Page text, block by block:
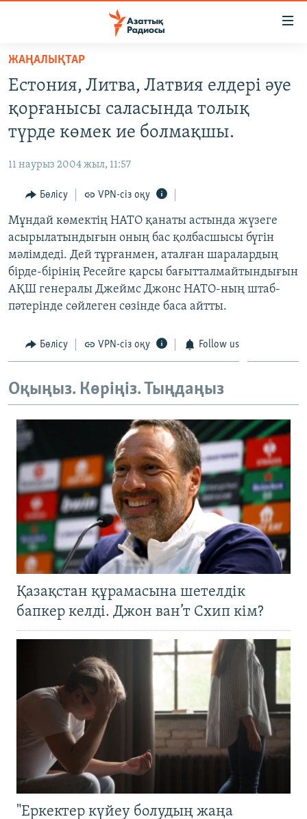
Skip
main
content
main
Navigation
Search
AZATTYQTV
АДАМ ҚҰҚЫҚТАРЫ
ӘЛЕУМЕТ
ӘЛЕМ
АРНАЙЫ ЖОБАЛАР
Русский
Басқа тілдерде
ЖАҢАЛЫҚТАР
Естония, Литва, Латвия елдері әуе
қорғанысы саласында толық
түрде көмек ие болмақшы.
11 наурыз 2004 жыл, 11:57
Бөлісу VPN-сіз оқу
Мұндай көмектің НАТО қанаты астында жүзеге
асырылатындығын оның бас қолбасшысы бүгін
мәлімдеді. Дей тұрғанмен, аталған шаралардың
бірде-бірінің Ресейге қарсы бағытталмайтындығын
АҚШ генералы Джеймс Джонс НАТО-ның штаб-
пәтерінде сөйлеген сөзінде баса айтты.
Бөлісу VPN-сіз оқу Follow us
Оқыңыз. Көріңіз. Тыңдаңыз
Қазақстан құрамасына шетелдік
бапкер келді. Джон ван’т Схип кім?
"Еркектер күйеу болудың жаңа